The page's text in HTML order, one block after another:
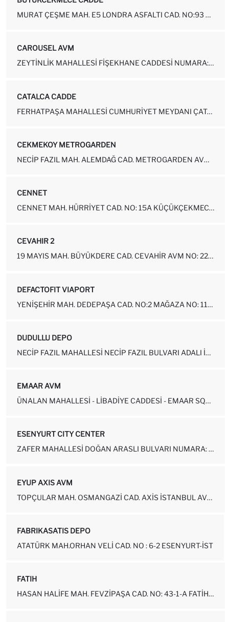
MURAT ÇEŞME MAH. E5 LONDRA ASFALTI CAD. NO:93 BUYUKCEKMECE - ISTANBUL
CAROUSEL AVM
ZEYTINLIK MAHALLESI FIŞEKHANE CADDESI NUMARA: 5 BAKIRKÖY-İSTANBUL
CATALCA CADDE
FERHATPAŞA MAHALLESI CUMHURIYET MEYDANI ÇATALCA ÇAĞLAYAN EGE TICARE...
CEKMEKOY METROGARDEN
NECIP FAZIL MAH. ALEMDAĞ CAD. METROGARDEN AVM NO: 940-85-128 ÜMRANI...
CENNET
CENNET MAH. HÜRRIYET CAD. NO: 15A KÜÇÜKÇEKMECE-İSTANBUL
CEVAHIR 2
19 MAYIS MAH. BÜYÜKDERE CAD. CEVAHIR AVM NO: 22-90-106 ŞIŞLI-İSTANBUL
DEFACTOFIT VIAPORT
YENIŞEHIR MAH. DEDEPAŞA CAD. NO:2 MAĞAZA NO: 118-119 KURTKÖY PENDIK...
DUDULLU DEPO
NECIP FAZIL MAHALLESI NECIP FAZIL BULVARI ADALI İŞ MERKEZI NO:11-A ...
EMAAR AVM
ÜNALAN MAHALLESI - LIBADIYE CADDESI - EMAAR SQUAR AVM BLOK - NO:81 ...
ESENYURT CITY CENTER
ZAFER MAHALLESI DOĞAN ARASLI BULVARI NUMARA: 79-1-114 ESENYURT-İSTA...
EYUP AXIS AVM
TOPÇULAR MAH. OSMANGAZI CAD. AXIS İSTANBUL AVM NO: 2-55-113 EYÜP-İS...
FABRIKASATIS DEPO
ATATÜRK MAH.ORHAN VELI CAD. NO : 6-2 ESENYURT-İST
FATIH
HASAN HALIFE MAH. FEVZIPAŞA CAD. NO: 43-1-A FATIH - İSTANBUL